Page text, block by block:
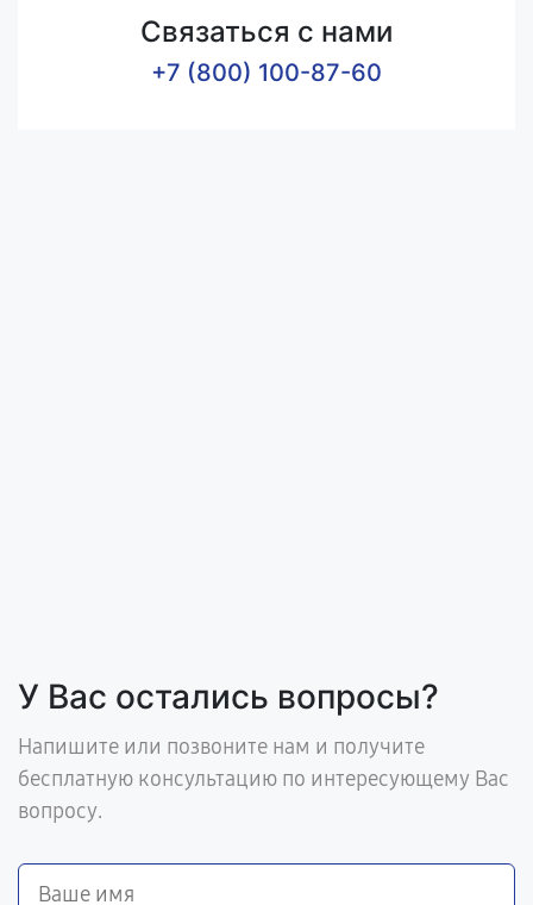
Связаться с нами
+7 (800) 100-87-60
У Вас остались вопросы?
Напишите или позвоните нам и получите
бесплатную консультацию по интересующему Вас
вопросу.